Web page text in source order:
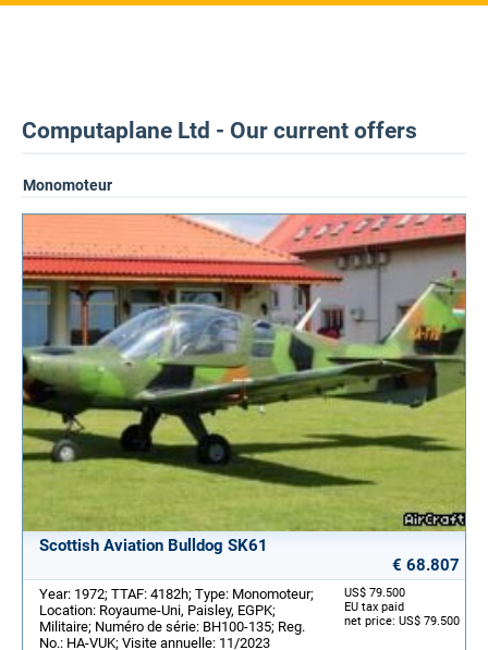
Computaplane Ltd - Our current offers
Monomoteur
Scottish Aviation Bulldog SK61
€ 68.807
US$ 79.500
EU tax paid
net price: US$ 79.500
Year: 1972; TTAF: 4182h; Type: Monomoteur;
Location: Royaume-Uni, Paisley, EGPK;
Militaire; Numéro de série: BH100-135; Reg.
No.: HA-VUK; Visite annuelle: 11/2023